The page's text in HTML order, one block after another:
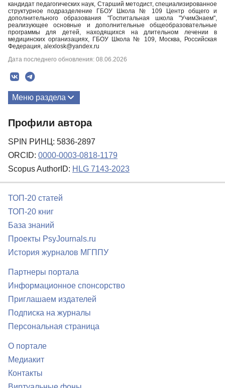
кандидат педагогических наук, Старший методист, специализированное
структурное подразделение ГБОУ Школа № 109 Центр общего и
дополнительного образования "Госпитальная школа "УчимЗнаем",
реализующее основные и дополнительные общеобразовательные
программы для детей, находящихся на длительном лечении в
медицинских организациях, ГБОУ Школа № 109, Москва, Российская
Федерация, alexlosk@yandex.ru
Дата последнего обновления: 08.06.2026
Меню раздела
Публикации
Профили автора
SPIN РИНЦ: 5836-2897
ORCID: 0000-0003-0818-1179
Scopus AuthorID: HLG 7143-2023
ТОП-20 статей
ТОП-20 книг
База знаний
Проекты PsyJournals.ru
История журналов МГППУ
Партнеры портала
Информационное спонсорство
Приглашаем издателей
Подписка на журналы
Персональная страница
О портале
Медиакит
Контакты